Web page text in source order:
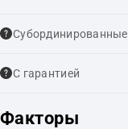
Cубординированные
С гарантией
Факторы